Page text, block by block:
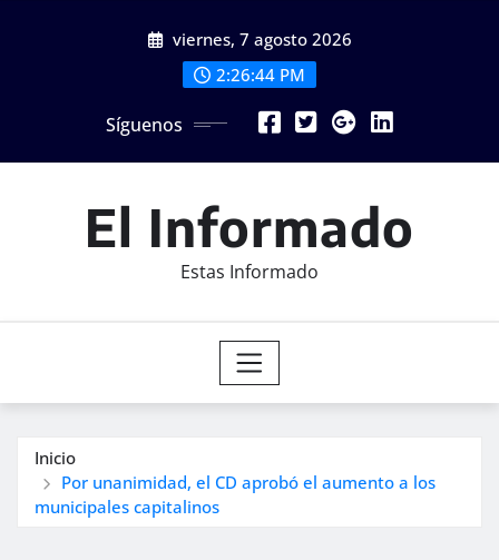
viernes, 7 agosto 2026
2:26:46 PM
Síguenos
El Informado
Estas Informado
Inicio
Por unanimidad, el CD aprobó el aumento a los
municipales capitalinos